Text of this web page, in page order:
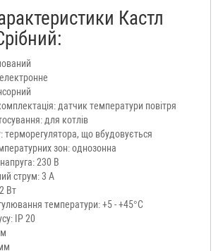
Кастл
датчик температури повітря
для котлів
терморегулятора, що вбудовується
зон: однозонна
230 В
струм: 3 А
Вт
температури: +5 - +45°C
IP 20